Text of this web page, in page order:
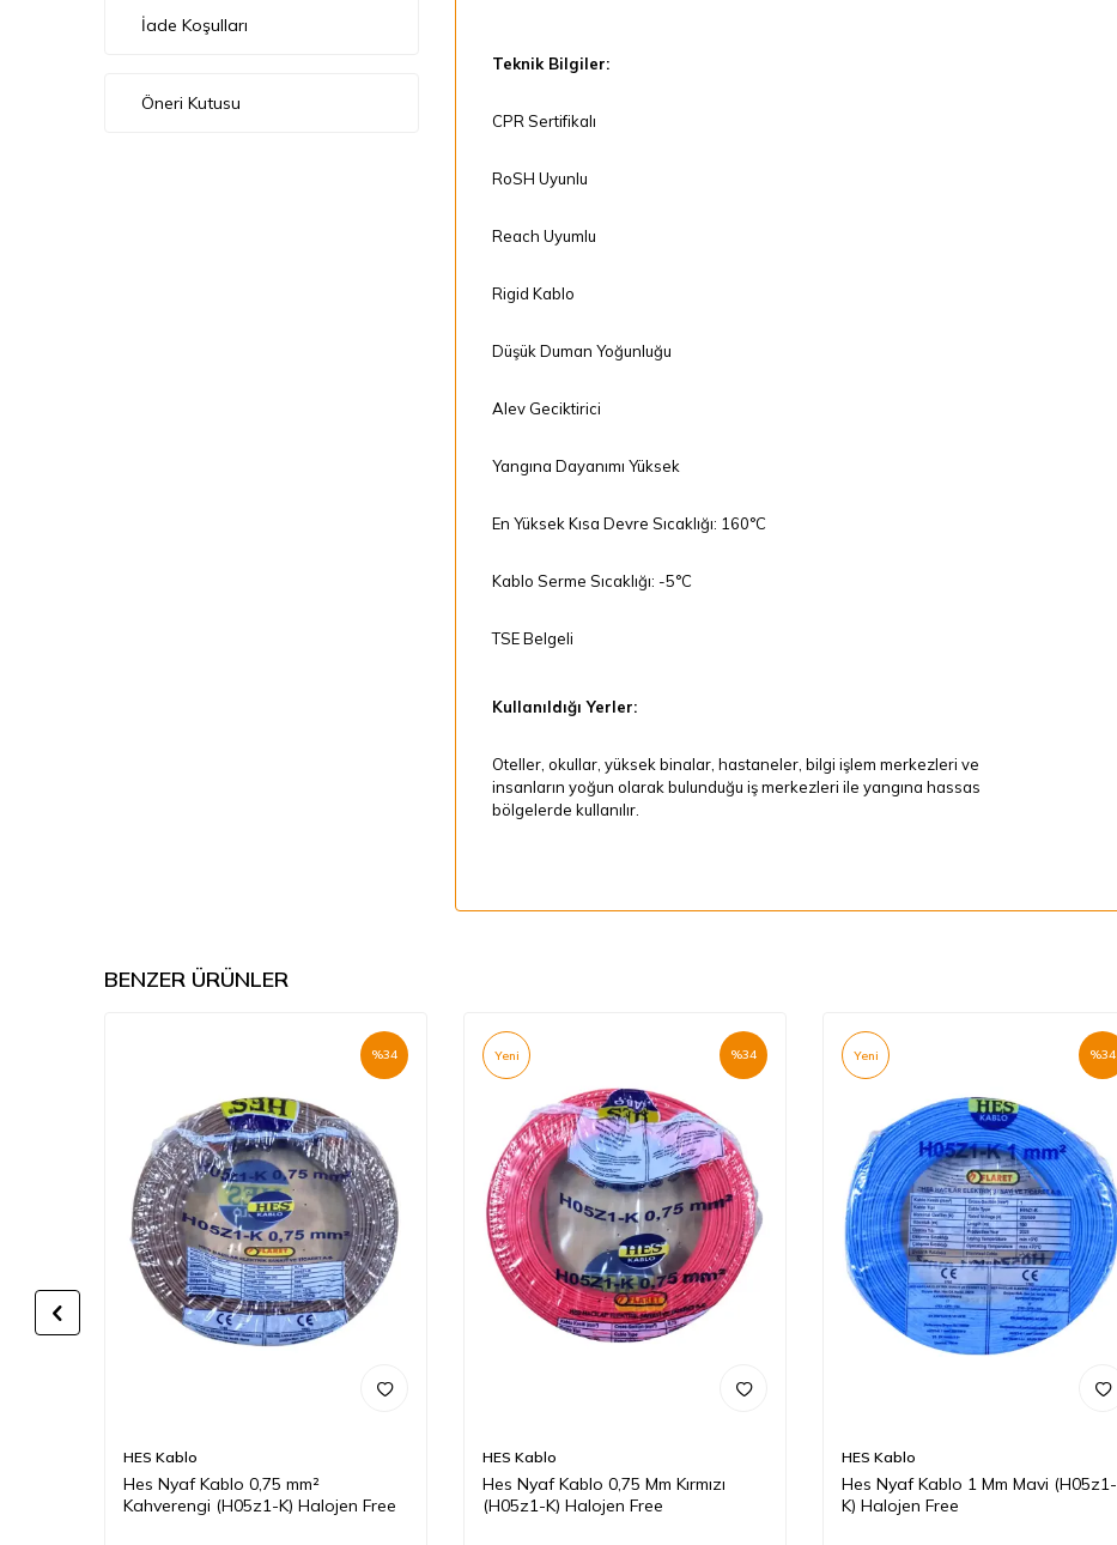
İade Koşulları
Öneri Kutusu
Teknik Bilgiler:
CPR Sertifikalı
RoSH Uyunlu
Reach Uyumlu
Rigid Kablo
Düşük Duman Yoğunluğu
Alev Geciktirici
Yangına Dayanımı Yüksek
En Yüksek Kısa Devre Sıcaklığı: 160°C
Kablo Serme Sıcaklığı: -5°C
TSE Belgeli
Kullanıldığı Yerler:
Oteller, okullar, yüksek binalar, hastaneler, bilgi işlem merkezleri ve
insanların yoğun olarak bulunduğu iş merkezleri ile yangına hassas
bölgelerde kullanılır.
BENZER ÜRÜNLER
%34
HES Kablo
Hes Nyaf Kablo 0,75 mm²
Kahverengi (H05z1-K) Halojen Free
%34
Yeni
HES Kablo
Hes Nyaf Kablo 0,75 Mm Kırmızı
(H05z1-K) Halojen Free
%34
Yeni
HES Kablo
Hes Nyaf Kablo 1 Mm Mavi (H05z1-
K) Halojen Free